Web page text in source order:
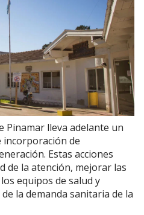
Pinamar lleva adelante un
incorporación de
Estas acciones
de la atención, mejorar las
equipos de salud y
la demanda sanitaria de la